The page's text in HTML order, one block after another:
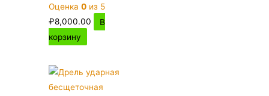
Оценка0 из 5
₽8,000.00
В
корзину